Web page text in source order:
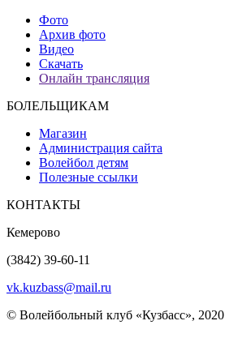
Фото
Архив фото
Видео
Скачать
Онлайн трансляция
БОЛЕЛЬЩИКАМ
Магазин
Администрация сайта
Волейбол детям
Полезные ссылки
КОНТАКТЫ
Кемерово
(3842) 39-60-11
vk.kuzbass@mail.ru
© Волейбольный клуб «Кузбасс», 2020